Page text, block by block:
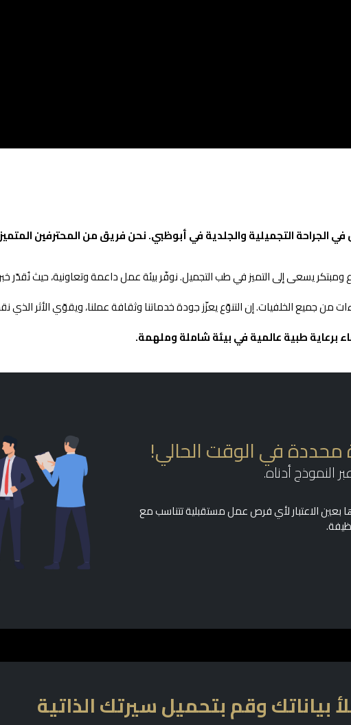
الجراحة التجميلية والجلدية في أبوظبي. نحن فريق من المحترفين
يسعى إلى التميز في طب التجميل. نوفّر بيئة عمل داعمة وتعاونية، حيث نُقدّر
جميع الخلفيات. إن التنوّع يعزّز جودة خدماتنا وثقافة عملنا، ويقوّي الأثر الذي
برعاية طبية عالمية في بيئة شاملة وملهمة.
محددة في الوقت الحالي!
النموذج أدناه.
بعين الاعتبار لأي فرص عمل مستقبلية تتناسب مع
بياناتك وقم بتحميل سيرتك الذاتية